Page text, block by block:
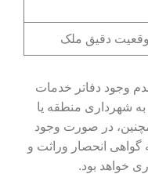
دقیق ملک
وجود دفاتر خدمات
شهرداری منطقه یا
در صورت وجود
گواهی انحصار وراثت و
خواهد بود.